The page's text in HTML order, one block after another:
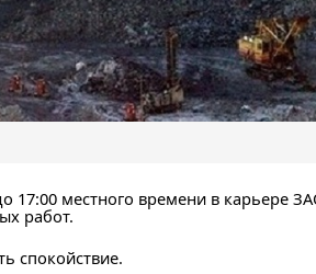
17:00 местного времени в карьере
работ.
спокойствие.